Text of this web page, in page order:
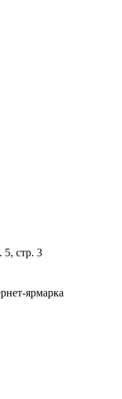
5, стр. 3
ярмарка